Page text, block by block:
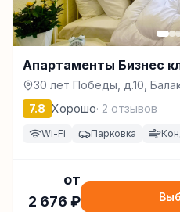
Апартаменты Бизнес
30 лет Победы, д.10,
7.8 Хорошо· 2 отзывов
Wi-Fi Парковка
от
2 676 ₽